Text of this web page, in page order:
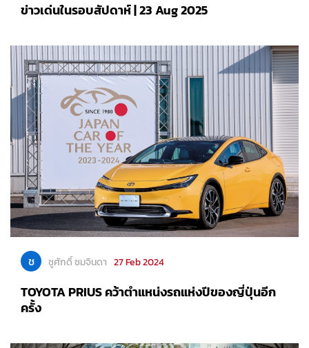
ข่าวเด่นในรอบสัปดาห์ | 23 Aug 2025
ช ชูศักดิ์ ชมจินดา 27 Feb 2024
TOYOTA PRIUS คว้าตำแหน่งรถแห่งปีของญี่ปุ่นอีก
ครั้ง